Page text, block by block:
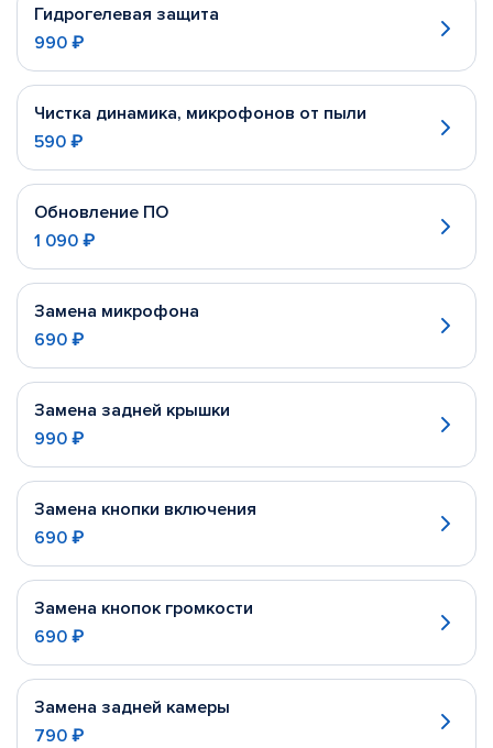
Гидрогелевая защита
990 ₽
Чистка динамика, микрофонов от пыли
590 ₽
Обновление ПО
1 090 ₽
Замена микрофона
690 ₽
Замена задней крышки
990 ₽
Замена кнопки включения
690 ₽
Замена кнопок громкости
690 ₽
Замена задней камеры
790 ₽